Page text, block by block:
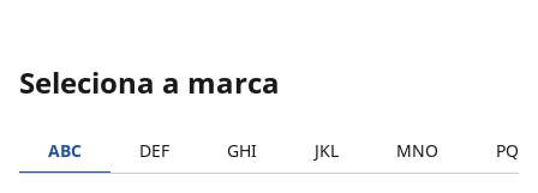
Seleciona a marca
ABC DEF GHI JKL MNO PQRS